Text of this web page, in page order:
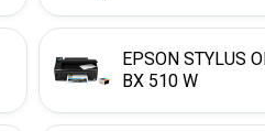
EPSON STYLUS
BX 510 W